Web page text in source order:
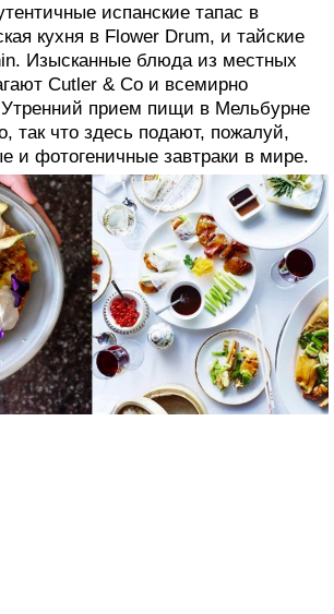
испанские тапас в
кухня в Flower Drum, и тайские
Изысканные блюда из местных
Cutler & Co и всемирно
Утренний прием пищи в Мельбурне
так что здесь подают, пожалуй,
и фотогеничные завтраки в мире.